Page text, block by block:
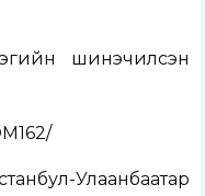
шинэчилсэн
Улаанбаатар